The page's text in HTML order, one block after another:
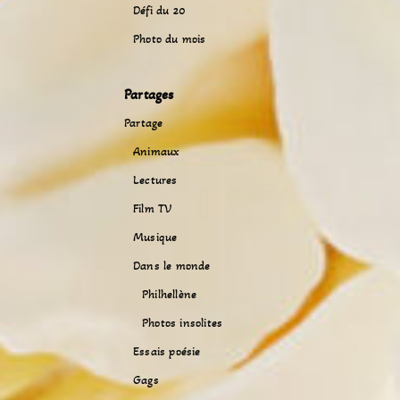
Défi du 20
Photo du mois
Partages
Partage
Animaux
Lectures
Film TV
Musique
Dans le monde
Philhellène
Photos insolites
Essais poésie
Gags